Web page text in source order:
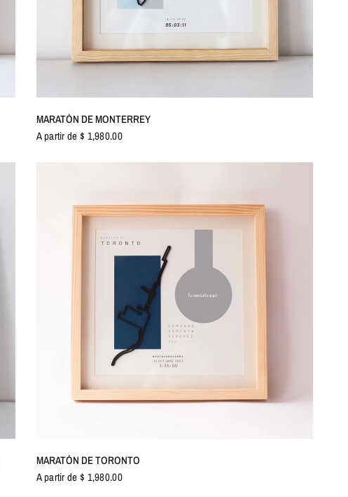
MARATÓN DE MONTERREY
A partir de $ 1,980.00
MARATÓN DE TORONTO
A partir de $ 1,980.00